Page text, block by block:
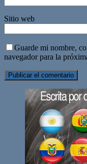
Sitio web
Guarde mi nombre,
navegador para la